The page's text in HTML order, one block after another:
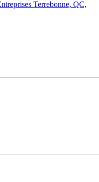
Terrebonne, QC,